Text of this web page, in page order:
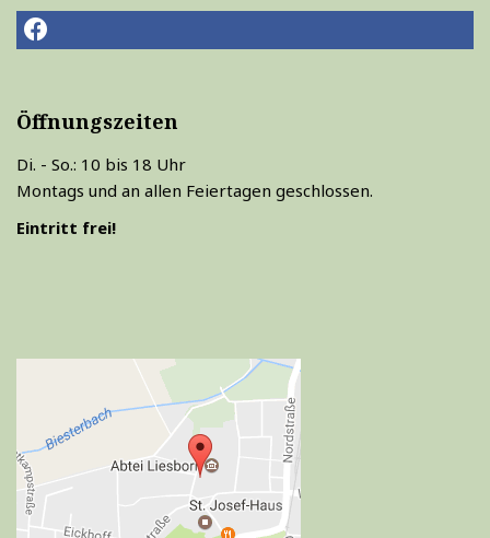
Öffnungszeiten
Di. - So.: 10 bis 18 Uhr
Montags und an allen Feiertagen geschlossen.
Eintritt frei!